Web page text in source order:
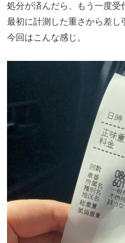
処分が済んだら、もう一度受
最初に計測した重さから差し
今回はこんな感じ。